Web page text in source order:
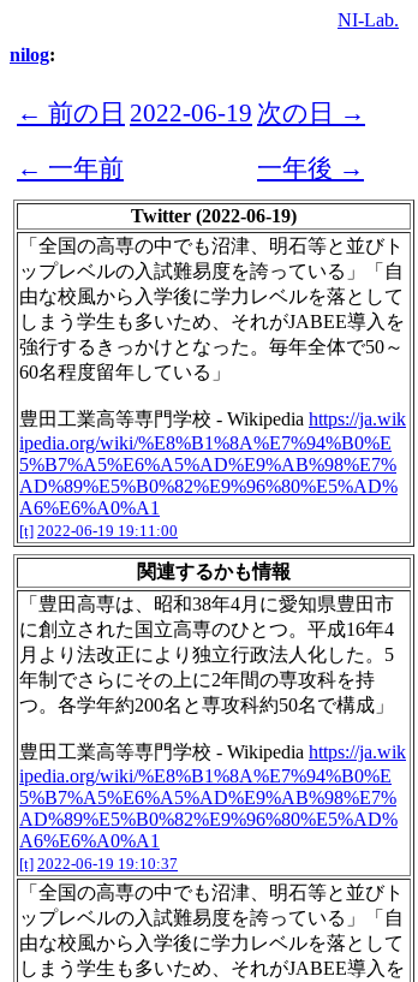
NI-Lab.
nilog:
← 前の日 2022-06-19 次の日 →
← 一年前
一年後 →
Twitter (2022-06-19)
「全国の高専の中でも沼津、明石等と並びト
ップレベルの入試難易度を誇っている」「自
由な校風から入学後に学力レベルを落として
しまう学生も多いため、それがJABEE導入を
強行するきっかけとなった。毎年全体で50～
60名程度留年している」
豊田工業高等専門学校 - Wikipedia https://ja.wik
ipedia.org/wiki/%E8%B1%8A%E7%94%B0%E
5%B7%A5%E6%A5%AD%E9%AB%98%E7%
AD%89%E5%B0%82%E9%96%80%E5%AD%
A6%E6%A0%A1
[t] 2022-06-19 19:11:00
関連するかも情報
「豊田高専は、昭和38年4月に愛知県豊田市
に創立された国立高専のひとつ。平成16年4
月より法改正により独立行政法人化した。5
年制でさらにその上に2年間の専攻科を持
つ。各学年約200名と専攻科約50名で構成」
豊田工業高等専門学校 - Wikipedia https://ja.wik
ipedia.org/wiki/%E8%B1%8A%E7%94%B0%E
5%B7%A5%E6%A5%AD%E9%AB%98%E7%
AD%89%E5%B0%82%E9%96%80%E5%AD%
A6%E6%A0%A1
[t] 2022-06-19 19:10:37
「全国の高専の中でも沼津、明石等と並びト
ップレベルの入試難易度を誇っている」「自
由な校風から入学後に学力レベルを落として
しまう学生も多いため、それがJABEE導入を